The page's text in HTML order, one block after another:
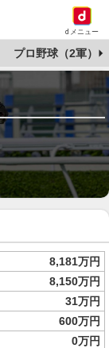
dメニュー
プロ野球（2軍）
8,181万円
8,150万円
31万円
600万円
0万円